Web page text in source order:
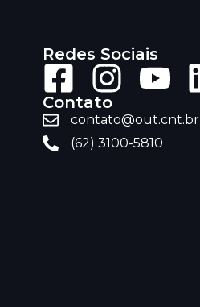
Redes Sociais
Contato
contato@out.cnt.br
(62) 3100-5810